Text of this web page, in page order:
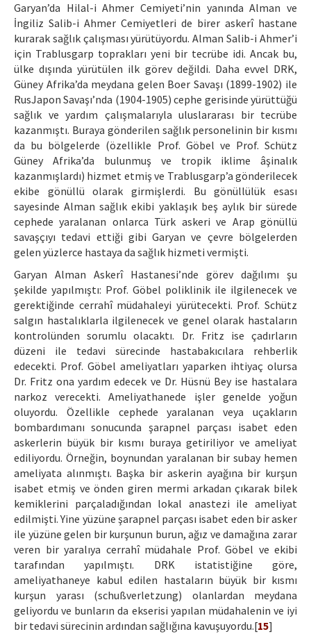
Garyan’da Hilal-i Ahmer Cemiyeti’nin yanında Alman ve
İngiliz Salib-i Ahmer Cemiyetleri de birer askerî hastane
kurarak sağlık çalışması yürütüyordu. Alman Salib-i Ahmer’i
için Trablusgarp toprakları yeni bir tecrübe idi. Ancak bu,
ülke dışında yürütülen ilk görev değildi. Daha evvel DRK,
Güney Afrika’da meydana gelen Boer Savaşı (1899-1902) ile
RusJapon Savaşı’nda (1904-1905) cephe gerisinde yürüttüğü
sağlık ve yardım çalışmalarıyla uluslararası bir tecrübe
kazanmıştı. Buraya gönderilen sağlık personelinin bir kısmı
da bu bölgelerde (özellikle Prof. Göbel ve Prof. Schütz
Güney Afrika’da bulunmuş ve tropik iklime âşinalık
kazanmışlardı) hizmet etmiş ve Trablusgarp’a gönderilecek
ekibe gönüllü olarak girmişlerdi. Bu gönüllülük esası
sayesinde Alman sağlık ekibi yaklaşık beş aylık bir sürede
cephede yaralanan onlarca Türk askeri ve Arap gönüllü
savaşçıyı tedavi ettiği gibi Garyan ve çevre bölgelerden
gelen yüzlerce hastaya da sağlık hizmeti vermişti.
Garyan Alman Askerî Hastanesi’nde görev dağılımı şu
şekilde yapılmıştı: Prof. Göbel poliklinik ile ilgilenecek ve
gerektiğinde cerrahî müdahaleyi yürütecekti. Prof. Schütz
salgın hastalıklarla ilgilenecek ve genel olarak hastaların
kontrolünden sorumlu olacaktı. Dr. Fritz ise çadırların
düzeni ile tedavi sürecinde hastabakıcılara rehberlik
edecekti. Prof. Göbel ameliyatları yaparken ihtiyaç olursa
Dr. Fritz ona yardım edecek ve Dr. Hüsnü Bey ise hastalara
narkoz verecekti. Ameliyathanede işler genelde yoğun
oluyordu. Özellikle cephede yaralanan veya uçakların
bombardımanı sonucunda şarapnel parçası isabet eden
askerlerin büyük bir kısmı buraya getiriliyor ve ameliyat
ediliyordu. Örneğin, boynundan yaralanan bir subay hemen
ameliyata alınmıştı. Başka bir askerin ayağına bir kurşun
isabet etmiş ve önden giren mermi arkadan çıkarak bilek
kemiklerini parçaladığından lokal anastezi ile ameliyat
edilmişti. Yine yüzüne şarapnel parçası isabet eden bir asker
ile yüzüne gelen bir kurşunun burun, ağız ve damağına zarar
veren bir yaralıya cerrahî müdahale Prof. Göbel ve ekibi
tarafından yapılmıştı. DRK istatistiğine göre,
ameliyathaneye kabul edilen hastaların büyük bir kısmı
kurşun yarası (schußverletzung) olanlardan meydana
geliyordu ve bunların da ekserisi yapılan müdahalenin ve iyi
bir tedavi sürecinin ardından sağlığına kavuşuyordu.[15]